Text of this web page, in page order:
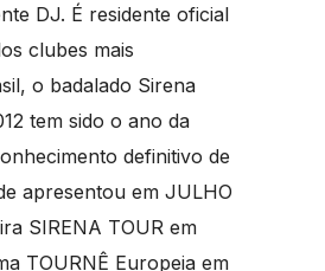
DJ. É residente oficial
clubes mais
o badalado Sirena
tem sido o ano da
definitivo de
apresentou em JULHO
SIRENA TOUR em
TOURNÊ Europeia em